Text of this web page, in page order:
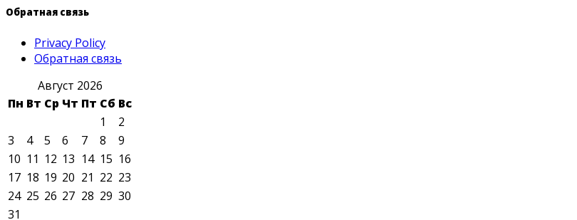
Обратная связь
Privacy Policy
Обратная связь
Август 2026
Пн Вт Ср Чт Пт Сб Вс
1
2
3
4 5 6 7 8
9
10 11 12 13 14 15 16
17 18 19 20 21 22 23
24 25 26 27 28 29 30
31